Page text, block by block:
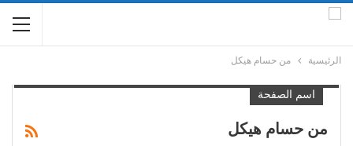
الرئيسية من حسام هيكل
اسم الصفحة
من حسام هيكل